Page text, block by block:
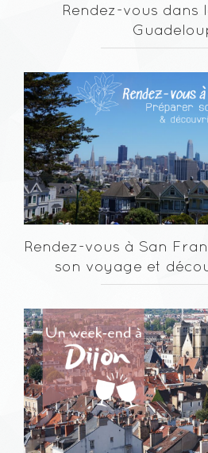
Rendez-vous dans
Rendez-vous à San
son voyage et